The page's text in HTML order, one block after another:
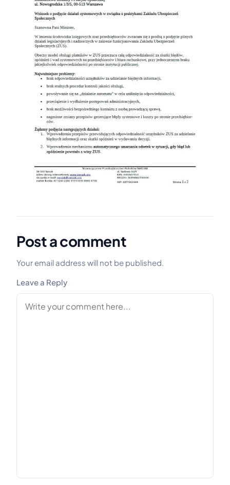
Post a comment
Your email address will not be published.
Leave a Reply